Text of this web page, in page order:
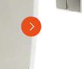
Suivant